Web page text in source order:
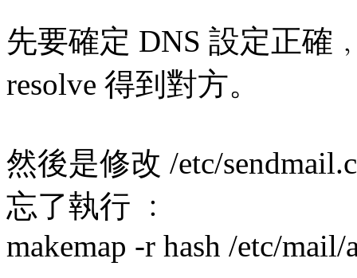
先要確定 DNS 設定正確
resolve 得到對方。
然後是修改 /etc/
忘了執行 ﹕
makemap -r hash /etc/mail/